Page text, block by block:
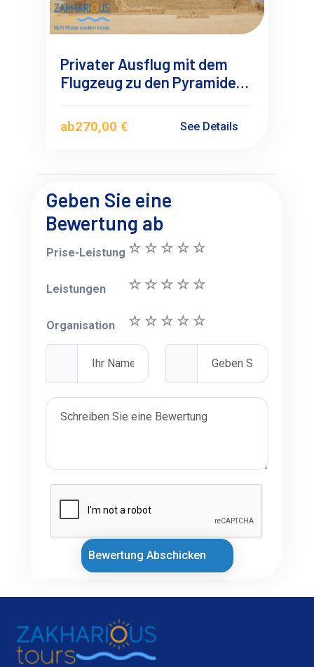
Privater Ausflug mit dem
Flugzeug zu den Pyramiden
Gizeh Ab El Quseir
ab270,00 € See Details
Geben Sie eine
Bewertung ab
Prise-Leistung
Leistungen
Organisation
Bewertung Abschicken